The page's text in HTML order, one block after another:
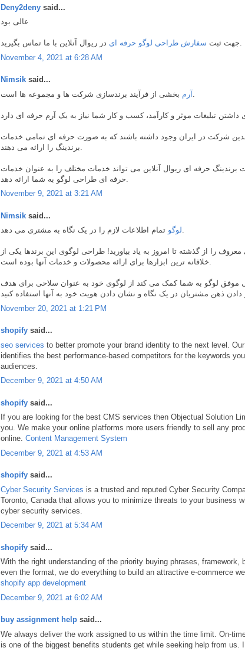
Deny2deny said...
عالی بود
جهت ثبت سفارش طراحی لوگو حرفه ای
در ریوال آنلاین با ما تماس بگیرید.
November 4, 2021 at 6:28 AM
Nimsik said...
آرم
شرکت در ایران وجود داشته باشند که به صورت حرفه ای تمامی خدمات
برندینگ حرفه ای ریوال آنلاین می تواند خدمات مختلف را به عنوان خدمات
November 9, 2021 at 3:21 AM
Nimsik said...
لوگوتمام اطلاعات لازم را در یک نگاه به مشتری می دهد.
معروف را از گذشته تا امروز به یاد بیاورید! طراحی لوگوی این برندها یکی از
خلاقانه ترین ابزارها برای ارائه محصولات و خدمات آنها بوده است.
موفق لوگو به شما کمک می کند از لوگوی خود به عنوان سلاحی برای هدف
November 20, 2021 at 1:21 PM
shopify said...
seo services to better promote your brand identity to the next level.
identifies the best performance-based competitors for the keywords
audiences.
December 9, 2021 at 4:50 AM
shopify said...
If you are looking for the best CMS services then Objectual Solution
you. We make your online platforms more users friendly to sell any
online. Content Management System
December 9, 2021 at 4:53 AM
shopify said...
Cyber Security Services is a trusted and reputed Cyber Security
Toronto, Canada that allows you to minimize threats to your business
cyber security services.
December 9, 2021 at 5:34 AM
shopify said...
With the right understanding of the priority buying phrases, framework,
even the format, we do everything to build an attractive e-commerce
shopify app development
December 9, 2021 at 6:02 AM
buy assignment help said...
We always deliver the work assigned to us within the time limit. On-
is one of the biggest benefits students get while seeking help from us.